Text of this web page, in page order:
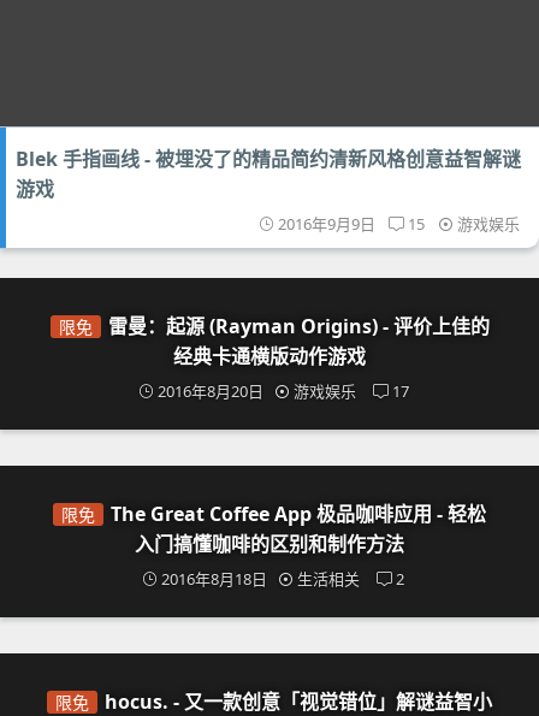
Blek 手指画线 - 被埋没了的精品简约清新风格创意益智解谜
游戏
2016年9月9日 15 游戏娱乐
限免
雷曼：起源 (Rayman Origins) - 评价上佳的
经典卡通横版动作游戏
2016年8月20日 游戏娱乐 17
限免
The Great Coffee App 极品咖啡应用 - 轻松
入门搞懂咖啡的区别和制作方法
2016年8月18日 生活相关 2
限免
hocus. - 又一款创意「视觉错位」解谜益智小